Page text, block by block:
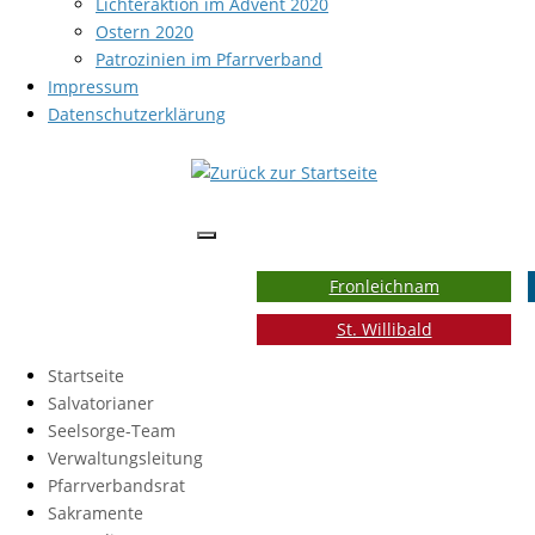
Ostern 2020
Patrozinien im Pfarrverband
Impressum
Datenschutzerklärung
Fronleichnam
St. Willibald
Startseite
Salvatorianer
Seelsorge-Team
Verwaltungsleitung
Pfarrverbandsrat
Sakramente